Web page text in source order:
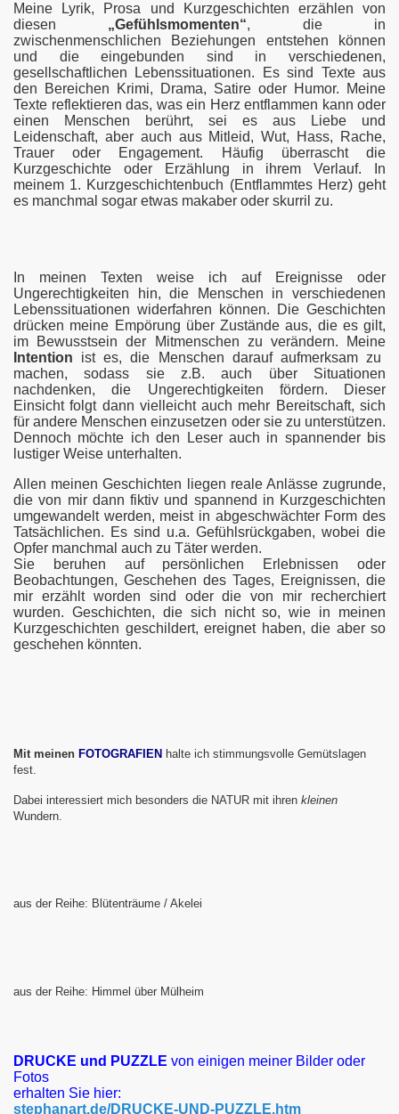
Meine Lyrik, Prosa und Kurzgeschichten erzählen von
diesen „Gefühlsmomenten“, die in
zwischenmenschlichen Beziehungen entstehen können
und die eingebunden sind in verschiedenen,
gesellschaftlichen Lebenssituationen. Es sind Texte aus
den Bereichen Krimi, Drama, Satire oder Humor. Meine
Texte reflektieren das, was ein Herz entflammen kann oder
einen Menschen berührt, sei es aus Liebe und
Leidenschaft, aber auch aus Mitleid, Wut, Hass, Rache,
Trauer oder Engagement. Häufig überrascht die
Kurzgeschichte oder Erzählung in ihrem Verlauf. In
meinem 1. Kurzgeschichtenbuch (Entflammtes Herz) geht
es manchmal sogar etwas makaber oder skurril zu.
In meinen Texten weise ich auf Ereignisse oder
Ungerechtigkeiten hin, die Menschen in verschiedenen
Lebenssituationen widerfahren können. Die Geschichten
drücken meine Empörung über Zustände aus, die es gilt,
im Bewusstsein der Mitmenschen zu verändern. Meine
Intention ist es, die Menschen darauf aufmerksam zu
machen, sodass sie z.B. auch über Situationen
nachdenken, die Ungerechtigkeiten fördern. Dieser
Einsicht folgt dann vielleicht auch mehr Bereitschaft, sich
für andere Menschen einzusetzen oder sie zu unterstützen.
Dennoch möchte ich den Leser auch in spannender bis
lustiger Weise unterhalten.
Allen meinen Geschichten liegen reale Anlässe zugrunde,
die von mir dann fiktiv und spannend in Kurzgeschichten
umgewandelt werden, meist in abgeschwächter Form des
Tatsächlichen. Es sind u.a. Gefühlsrückgaben, wobei die
Opfer manchmal auch zu Täter werden.
Sie beruhen auf persönlichen Erlebnissen oder
Beobachtungen, Geschehen des Tages, Ereignissen, die
mir erzählt worden sind oder die von mir recherchiert
wurden. Geschichten, die sich nicht so, wie in meinen
Kurzgeschichten geschildert, ereignet haben, die aber so
geschehen könnten.
Mit meinen FOTOGRAFIEN halte ich stimmungsvolle Gemütslagen
fest.
Dabei interessiert mich besonders die NATUR mit ihren kleinen
Wundern.
aus der Reihe: Blütenträume / Akelei
aus der Reihe: Himmel über Mülheim
DRUCKE und PUZZLE von einigen meiner Bilder oder
Fotos
erhalten Sie hier:
stephanart.de/DRUCKE-UND-PUZZLE.htm